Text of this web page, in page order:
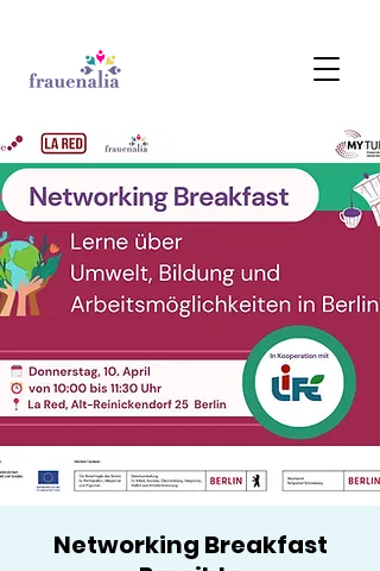
Networking Breakfast